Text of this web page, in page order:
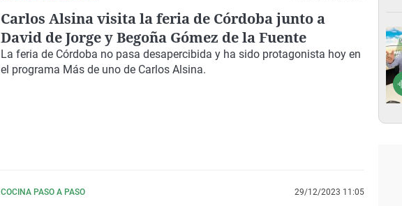
Carlos Alsina visita la feria de Córdoba junto a
David de Jorge y Begoña Gómez de la Fuente
La feria de Córdoba no pasa desapercibida y ha sido protagonista hoy en
el programa Más de uno de Carlos Alsina.
COCINA PASO A PASO 29/12/2023 11:05